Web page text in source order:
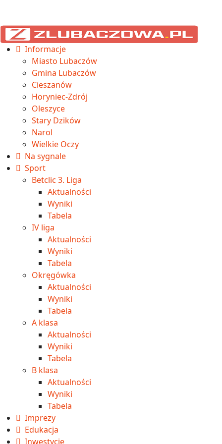
Informacje
Miasto Lubaczów
Gmina Lubaczów
Cieszanów
Horyniec-Zdrój
Oleszyce
Stary Dzików
Narol
Wielkie Oczy
Na sygnale
Sport
Betclic 3. Liga
Aktualności
Wyniki
Tabela
IV liga
Aktualności
Wyniki
Tabela
Okręgówka
Aktualności
Wyniki
Tabela
A klasa
Aktualności
Wyniki
Tabela
B klasa
Aktualności
Wyniki
Tabela
Imprezy
Edukacja
Inwestycje